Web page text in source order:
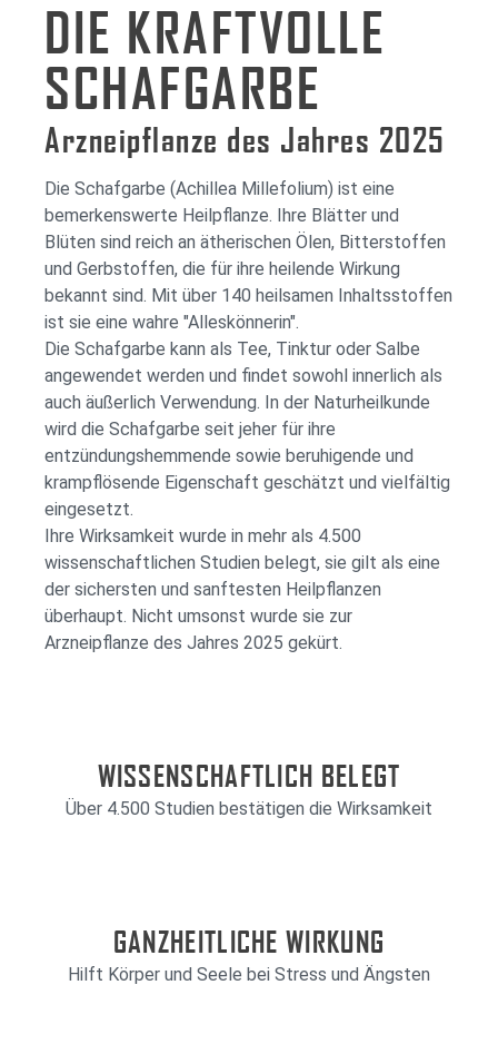
DIE KRAFTVOLLE
SCHAFGARBE
Arzneipflanze des Jahres 2025
Die Schafgarbe (Achillea Millefolium) ist eine
bemerkenswerte Heilpflanze. Ihre Blätter und
Blüten sind reich an ätherischen Ölen, Bitterstoffen
und Gerbstoffen, die für ihre heilende Wirkung
bekannt sind. Mit über 140 heilsamen Inhaltsstoffen
ist sie eine wahre "Alleskönnerin".
Die Schafgarbe kann als Tee, Tinktur oder Salbe
angewendet werden und findet sowohl innerlich als
auch äußerlich Verwendung. In der Naturheilkunde
wird die Schafgarbe seit jeher für ihre
entzündungshemmende sowie beruhigende und
krampflösende Eigenschaft geschätzt und vielfältig
eingesetzt.
Ihre Wirksamkeit wurde in mehr als 4.500
wissenschaftlichen Studien belegt, sie gilt als eine
der sichersten und sanftesten Heilpflanzen
überhaupt. Nicht umsonst wurde sie zur
Arzneipflanze des Jahres 2025 gekürt.
WISSENSCHAFTLICH BELEGT
Über 4.500 Studien bestätigen die Wirksamkeit
GANZHEITLICHE WIRKUNG
Hilft Körper und Seele bei Stress und Ängsten